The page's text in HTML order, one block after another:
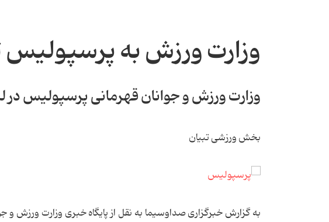
وزارت ورزش به
وزارت ورزش و جوانان قهرمانی پرسپولیس در
بخش ورزشی تبیان
به گزارش خبرگزاری صداوسیما به نقل از پایگاه خبری وزارت ورزش